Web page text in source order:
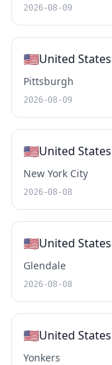
2026-08-09
🇺🇸United States
Pittsburgh
2026-08-09
🇺🇸United States
New York City
2026-08-08
🇺🇸United States
Glendale
2026-08-08
🇺🇸United States
Yonkers